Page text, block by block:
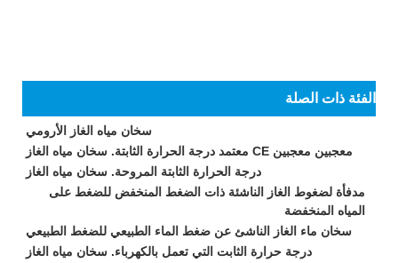
الفئة ذات الصلة
سخان مياه الغاز الأرومي
معجبين معجبين CE معتمد درجة الحرارة الثابتة. سخان مياه الغاز
درجة الحرارة الثابتة المروحة. سخان مياه الغاز
مدفأة لضغوط الغاز الناشئة ذات الضغط المنخفض للضغط على
المياه المنخفضة
سخان ماء الغاز الناشئ عن ضغط الماء الطبيعي للضغط الطبيعي
درجة حرارة الثابت التي تعمل بالكهرباء. سخان مياه الغاز